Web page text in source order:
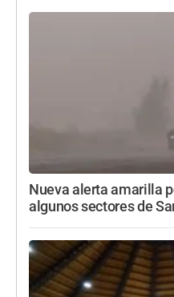
Nueva alerta amarilla
algunos sectores de